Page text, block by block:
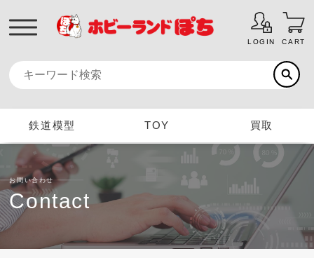
LOGIN CART
鉄道模型 TOY 買取
お問い合わせ
Contact